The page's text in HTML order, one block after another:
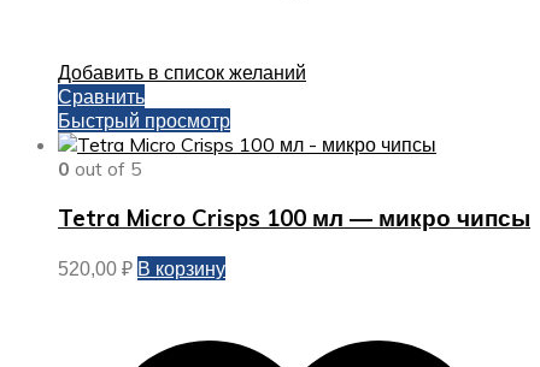
Добавить в список желаний
Сравнить
Быстрый просмотр
0 out of 5
Tetra Micro Crisps 100 мл — микро чипсы
520,00 ₽ В корзину